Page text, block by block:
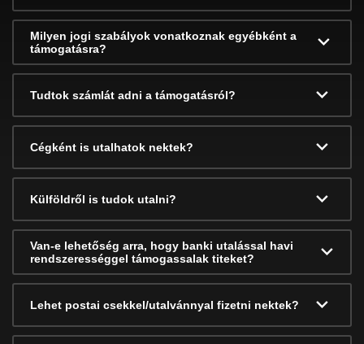
Milyen jogi szabályok vonatkoznak egyébként a
támogatásra?
Tudtok számlát adni a támogatásról?
Cégként is utalhatok nektek?
Külföldről is tudok utalni?
Van-e lehetőség arra, hogy banki utalással havi
rendszerességgel támogassalak titeket?
Lehet postai csekkel/utalvánnyal fizetni nektek?